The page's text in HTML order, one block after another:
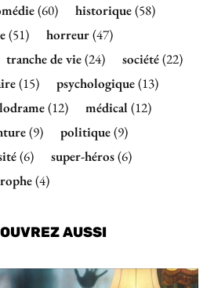
(60) historique(58)
(51) horreur(47)
tranche de vie(24) société(22)
(15) psychologique(13)
(12) médical(12)
(9) politique(9)
(6) super-héros(6)
(4)
AUSSI